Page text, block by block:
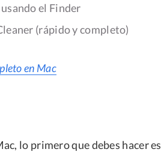
el Finder
(rápido y completo)
en Mac
lo primero que debes hacer es